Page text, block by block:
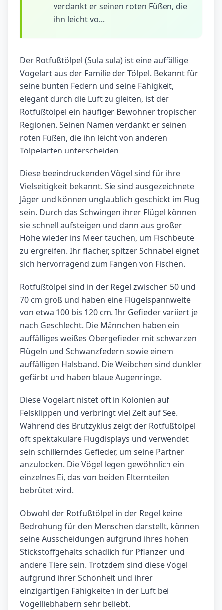
verdankt er seinen roten Füßen, die
ihn leicht vo...
Der Rotfußtölpel (Sula sula) ist eine auffällige
Vogelart aus der Familie der Tölpel. Bekannt für
seine bunten Federn und seine Fähigkeit,
elegant durch die Luft zu gleiten, ist der
Rotfußtölpel ein häufiger Bewohner tropischer
Regionen. Seinen Namen verdankt er seinen
roten Füßen, die ihn leicht von anderen
Tölpelarten unterscheiden.
Diese beeindruckenden Vögel sind für ihre
Vielseitigkeit bekannt. Sie sind ausgezeichnete
Jäger und können unglaublich geschickt im Flug
sein. Durch das Schwingen ihrer Flügel können
sie schnell aufsteigen und dann aus großer
Höhe wieder ins Meer tauchen, um Fischbeute
zu ergreifen. Ihr flacher, spitzer Schnabel eignet
sich hervorragend zum Fangen von Fischen.
Rotfußtölpel sind in der Regel zwischen 50 und
70 cm groß und haben eine Flügelspannweite
von etwa 100 bis 120 cm. Ihr Gefieder variiert je
nach Geschlecht. Die Männchen haben ein
auffälliges weißes Obergefieder mit schwarzen
Flügeln und Schwanzfedern sowie einem
auffälligen Halsband. Die Weibchen sind dunkler
gefärbt und haben blaue Augenringe.
Diese Vogelart nistet oft in Kolonien auf
Felsklippen und verbringt viel Zeit auf See.
Während des Brutzyklus zeigt der Rotfußtölpel
oft spektakuläre Flugdisplays und verwendet
sein schillerndes Gefieder, um seine Partner
anzulocken. Die Vögel legen gewöhnlich ein
einzelnes Ei, das von beiden Elternteilen
bebrütet wird.
Obwohl der Rotfußtölpel in der Regel keine
Bedrohung für den Menschen darstellt, können
seine Ausscheidungen aufgrund ihres hohen
Stickstoffgehalts schädlich für Pflanzen und
andere Tiere sein. Trotzdem sind diese Vögel
aufgrund ihrer Schönheit und ihrer
einzigartigen Fähigkeiten in der Luft bei
Vogelliebhabern sehr beliebt.